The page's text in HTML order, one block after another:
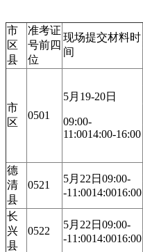
市
区
县
准考证
号前四
位
现场提交材料时
间
市
区
0501
5月19-20日
09:00-
11:0014:00-16:00
德
清
县
0521
5月22日09:00-
-11:0014:0016:00
长
兴
县
0522
5月22日09:00-
-11:0014:0016:00